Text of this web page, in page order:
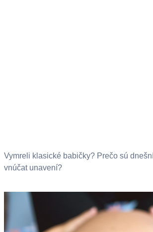
Vymreli klasické babičky? Prečo sú
vnúčat unavení?